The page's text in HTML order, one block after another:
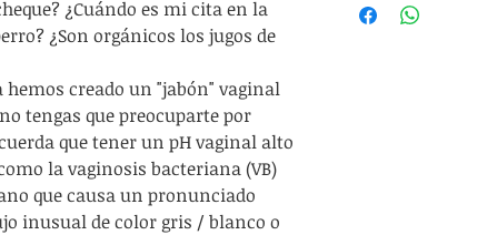
¿Cuándo es mi cita en la
¿Son orgánicos los jugos de
creado un "jabón" vaginal
tengas que preocuparte por
que tener un pH vaginal alto
la vaginosis bacteriana (VB)
que causa un pronunciado
inusual de color gris / blanco o
algodón
isetionato de